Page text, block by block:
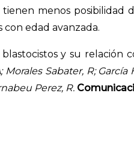
menos posibilidad
con edad avanzada.
y su relación
Sabater, R; García
Perez, R.